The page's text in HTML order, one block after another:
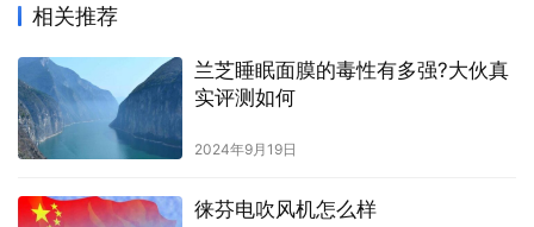
相关推荐
兰芝睡眠面膜的毒性有多强?大伙真
实评测如何
2024年9月19日
徕芬电吹风机怎么样